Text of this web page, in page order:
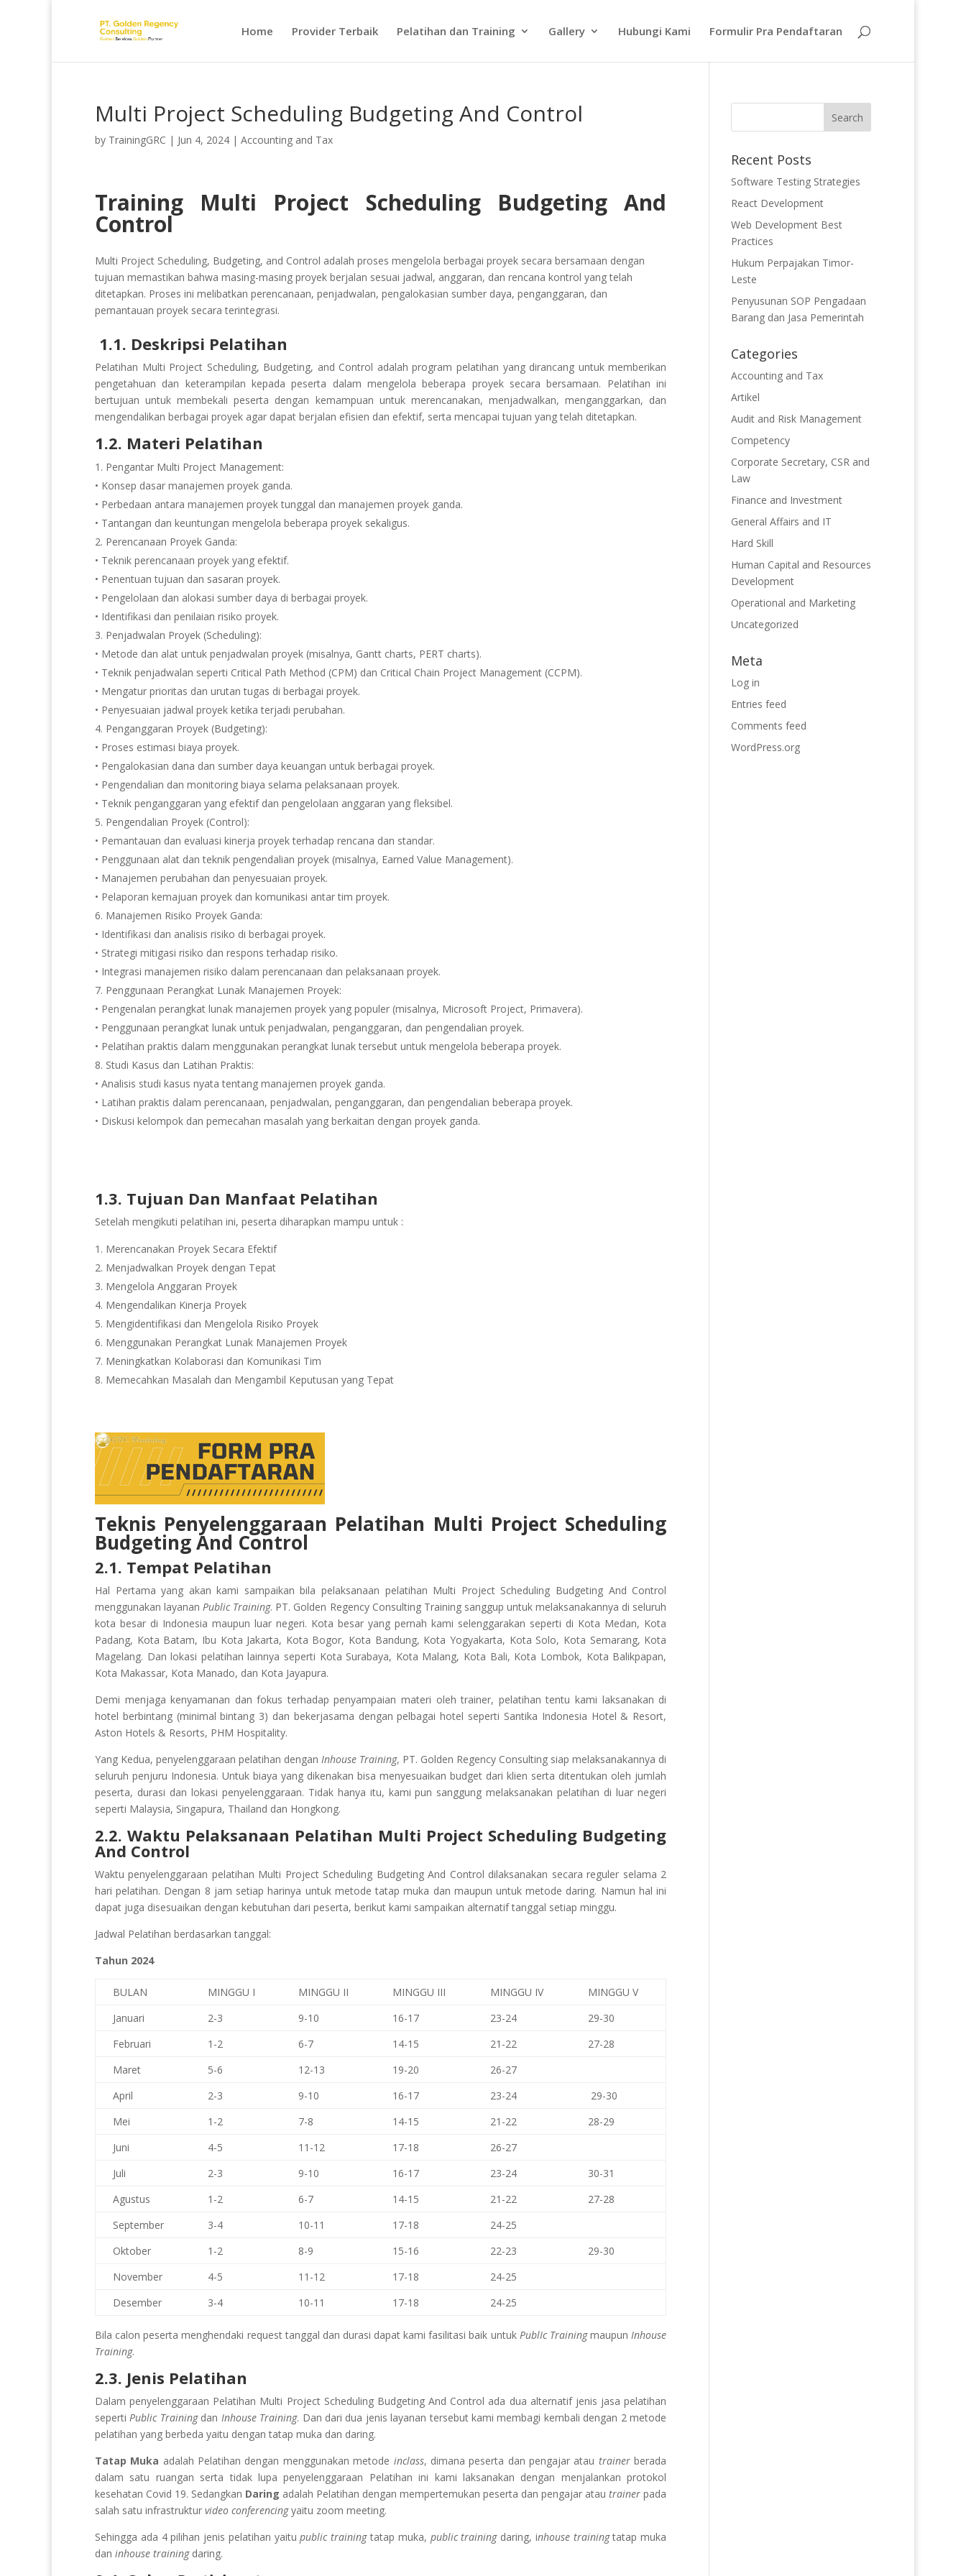
Home Provider Terbaik Pelatihan dan Training Gallery Hubungi Kami Formulir Pra Pendaftaran
Multi Project Scheduling Budgeting And Control
by TrainingGRC | Jun 4, 2024 | Accounting and Tax
Training Multi Project Scheduling Budgeting And
Control
Multi Project Scheduling, Budgeting, and Control adalah proses mengelola berbagai proyek secara bersamaan dengan
tujuan memastikan bahwa masing-masing proyek berjalan sesuai jadwal, anggaran, dan rencana kontrol yang telah
ditetapkan. Proses ini melibatkan perencanaan, penjadwalan, pengalokasian sumber daya, penganggaran, dan
pemantauan proyek secara terintegrasi.
1.1. Deskripsi Pelatihan
Pelatihan Multi Project Scheduling, Budgeting, and Control adalah program pelatihan yang dirancang untuk memberikan
pengetahuan dan keterampilan kepada peserta dalam mengelola beberapa proyek secara bersamaan. Pelatihan ini
bertujuan untuk membekali peserta dengan kemampuan untuk merencanakan, menjadwalkan, menganggarkan, dan
mengendalikan berbagai proyek agar dapat berjalan efisien dan efektif, serta mencapai tujuan yang telah ditetapkan.
1.2. Materi Pelatihan
Pengantar Multi Project Management:
• Konsep dasar manajemen proyek ganda.
• Perbedaan antara manajemen proyek tunggal dan manajemen proyek ganda.
• Tantangan dan keuntungan mengelola beberapa proyek sekaligus.
2. Perencanaan Proyek Ganda:
• Teknik perencanaan proyek yang efektif.
• Penentuan tujuan dan sasaran proyek.
• Pengelolaan dan alokasi sumber daya di berbagai proyek.
• Identifikasi dan penilaian risiko proyek.
3. Penjadwalan Proyek (Scheduling):
• Metode dan alat untuk penjadwalan proyek (misalnya, Gantt charts, PERT charts).
• Teknik penjadwalan seperti Critical Path Method (CPM) dan Critical Chain Project Management (CCPM).
• Mengatur prioritas dan urutan tugas di berbagai proyek.
• Penyesuaian jadwal proyek ketika terjadi perubahan.
4. Penganggaran Proyek (Budgeting):
• Proses estimasi biaya proyek.
• Pengalokasian dana dan sumber daya keuangan untuk berbagai proyek.
• Pengendalian dan monitoring biaya selama pelaksanaan proyek.
• Teknik penganggaran yang efektif dan pengelolaan anggaran yang fleksibel.
5. Pengendalian Proyek (Control):
• Pemantauan dan evaluasi kinerja proyek terhadap rencana dan standar.
• Penggunaan alat dan teknik pengendalian proyek (misalnya, Earned Value Management).
• Manajemen perubahan dan penyesuaian proyek.
• Pelaporan kemajuan proyek dan komunikasi antar tim proyek.
6. Manajemen Risiko Proyek Ganda:
• Identifikasi dan analisis risiko di berbagai proyek.
• Strategi mitigasi risiko dan respons terhadap risiko.
• Integrasi manajemen risiko dalam perencanaan dan pelaksanaan proyek.
7. Penggunaan Perangkat Lunak Manajemen Proyek:
• Pengenalan perangkat lunak manajemen proyek yang populer (misalnya, Microsoft Project, Primavera).
• Penggunaan perangkat lunak untuk penjadwalan, penganggaran, dan pengendalian proyek.
• Pelatihan praktis dalam menggunakan perangkat lunak tersebut untuk mengelola beberapa proyek.
8. Studi Kasus dan Latihan Praktis:
• Analisis studi kasus nyata tentang manajemen proyek ganda.
• Latihan praktis dalam perencanaan, penjadwalan, penganggaran, dan pengendalian beberapa proyek.
• Diskusi kelompok dan pemecahan masalah yang berkaitan dengan proyek ganda.
1.3. Tujuan Dan Manfaat Pelatihan
Setelah mengikuti pelatihan ini, peserta diharapkan mampu untuk :
Merencanakan Proyek Secara Efektif
2. Menjadwalkan Proyek dengan Tepat
3. Mengelola Anggaran Proyek
4. Mengendalikan Kinerja Proyek
5. Mengidentifikasi dan Mengelola Risiko Proyek
6. Menggunakan Perangkat Lunak Manajemen Proyek
7. Meningkatkan Kolaborasi dan Komunikasi Tim
8. Memecahkan Masalah dan Mengambil Keputusan yang Tepat
Teknis Penyelenggaraan Pelatihan Multi Project Scheduling
Budgeting And Control
2.1. Tempat Pelatihan
Hal Pertama yang akan kami sampaikan bila pelaksanaan pelatihan Multi Project Scheduling Budgeting And Control
menggunakan layanan Public Training. PT. Golden Regency Consulting Training sanggup untuk melaksanakannya di seluruh
kota besar di Indonesia maupun luar negeri. Kota besar yang pernah kami selenggarakan seperti di Kota Medan, Kota
Padang, Kota Batam, Ibu Kota Jakarta, Kota Bogor, Kota Bandung, Kota Yogyakarta, Kota Solo, Kota Semarang, Kota
Magelang. Dan lokasi pelatihan lainnya seperti Kota Surabaya, Kota Malang, Kota Bali, Kota Lombok, Kota Balikpapan,
Kota Makassar, Kota Manado, dan Kota Jayapura.
Demi menjaga kenyamanan dan fokus terhadap penyampaian materi oleh trainer, pelatihan tentu kami laksanakan di
hotel berbintang (minimal bintang 3) dan bekerjasama dengan pelbagai hotel seperti Santika Indonesia Hotel & Resort,
Aston Hotels & Resorts, PHM Hospitality.
Yang Kedua, penyelenggaraan pelatihan dengan Inhouse Training, PT. Golden Regency Consulting siap melaksanakannya di
seluruh penjuru Indonesia. Untuk biaya yang dikenakan bisa menyesuaikan budget dari klien serta ditentukan oleh jumlah
peserta, durasi dan lokasi penyelenggaraan. Tidak hanya itu, kami pun sanggung melaksanakan pelatihan di luar negeri
seperti Malaysia, Singapura, Thailand dan Hongkong.
2.2. Waktu Pelaksanaan Pelatihan Multi Project Scheduling Budgeting
And Control
Waktu penyelenggaraan pelatihan Multi Project Scheduling Budgeting And Control dilaksanakan secara reguler selama 2
hari pelatihan. Dengan 8 jam setiap harinya untuk metode tatap muka dan maupun untuk metode daring. Namun hal ini
dapat juga disesuaikan dengan kebutuhan dari peserta, berikut kami sampaikan alternatif tanggal setiap minggu.
Jadwal Pelatihan berdasarkan tanggal:
Tahun 2024
BULAN MINGGU I MINGGU II MINGGU III MINGGU IV
MINGGU V
Januari
2-3 9-10 16-17 23-24
29-30
Februari
1-2 6-7 14-15 21-22
27-28
Maret
5-6 12-13 19-20
26-27
April
2-3 9-10 16-17 23-24
29-30
Mei
1-2 7-8 14-15 21-22
28-29
Juni
4-5 11-12 17-18
26-27
Juli
2-3 9-10 16-17 23-24
30-31
Agustus
1-2 6-7 14-15 21-22
27-28
September
3-4 10-11 17-18
24-25
Oktober
1-2 8-9 15-16 22-23
29-30
November
4-5 11-12 17-18
24-25
Desember
3-4 10-11 17-18 24-25
Bila calon peserta menghendaki request tanggal dan durasi dapat kami fasilitasi baik untuk PublIc Trainingmaupun Inhouse
Training.
2.3. Jenis Pelatihan
Dalam penyelenggaraan Pelatihan Multi Project Scheduling Budgeting And Control ada dua alternatif jenis jasa pelatihan
seperti Public Trainingdan Inhouse Training. Dan dari dua jenis layanan tersebut kami membagi kembali dengan 2 metode
pelatihan yang berbeda yaitu dengan tatap muka dan daring.
Tatap Muka adalah Pelatihan dengan menggunakan metode inclass, dimana peserta dan pengajar atau trainerberada
dalam satu ruangan serta tidak lupa penyelenggaraan Pelatihan ini kami laksanakan dengan menjalankan protokol
kesehatan Covid 19. Sedangkan Daring adalah Pelatihan dengan mempertemukan peserta dan pengajar atautrainerpada
salah satu infrastruktur video conferencingyaitu zoom meeting.
Sehingga ada 4 pilihan jenis pelatihan yaitupublic trainingtatap muka, public trainingdaring, inhouse trainingtatap muka
dan inhouse trainingdaring.
Recent Posts
Software Testing Strategies
React Development
Web Development Best
Practices
Hukum Perpajakan Timor-
Leste
Penyusunan SOP Pengadaan
Barang dan Jasa Pemerintah
Categories
Accounting and Tax
Artikel
Audit and Risk Management
Competency
Corporate Secretary, CSR and
Law
Finance and Investment
General Affairs and IT
Hard Skill
Human Capital and Resources
Development
Operational and Marketing
Uncategorized
Meta
Log in
Entries feed
Comments feed
WordPress.org